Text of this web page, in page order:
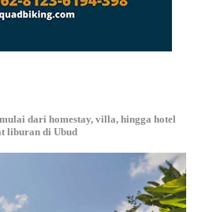
dari homestay, villa, hingga hotel
liburan di Ubud